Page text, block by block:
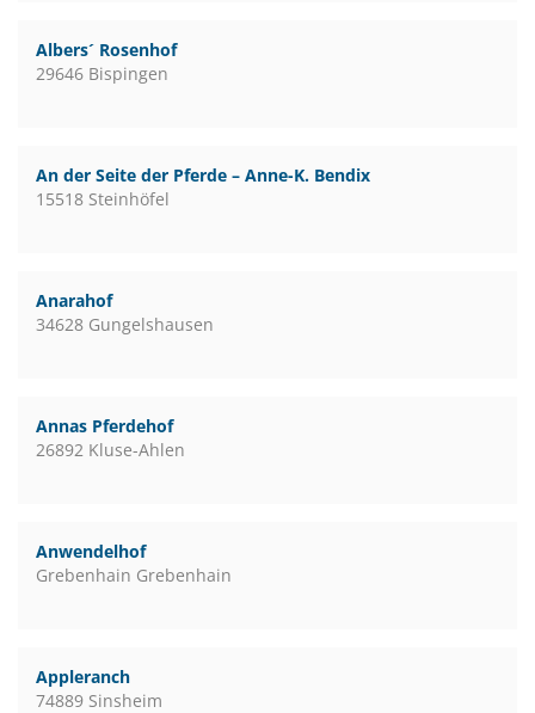
Albers´ Rosenhof
29646 Bispingen
An der Seite der Pferde – Anne-K. Bendix
15518 Steinhöfel
Anarahof
34628 Gungelshausen
Annas Pferdehof
26892 Kluse-Ahlen
Anwendelhof
Grebenhain Grebenhain
Appleranch
74889 Sinsheim